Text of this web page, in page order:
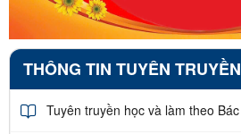
THÔNG TIN TUYÊN TRUYỀN
Tuyên truyền học và làm theo Bác